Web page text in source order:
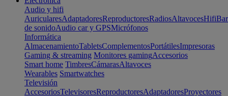
Audio y hifi
AuricularesAdaptadoresReproductoresRadiosAltavocesHifi
de sonidoAudio car y GPSMicrófonos
Informática
AlmacenamientoTabletsComplementosPortátilesImpresoras
Gaming & streaming Monitores gamingAccesorios
Smart home TimbresCámarasAltavoces
Wearables Smartwatches
Televisión
AccesoriosTelevisoresReproductoresAdaptadoresProyectores